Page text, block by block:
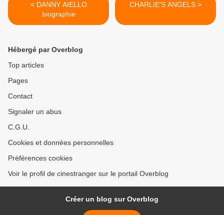
< DANNY AIELLO
biographie
CHARLIE'S ANGELS >
Hébergé par Overblog
Top articles
Pages
Contact
Signaler un abus
C.G.U.
Cookies et données personnelles
Préférences cookies
Voir le profil de cinestranger sur le portail Overblog
Créer un blog sur Overblog